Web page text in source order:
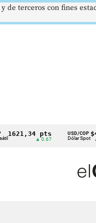
pts USD/COP
Dólar Spot
$4178
▲ 0.42
de terceros con fines